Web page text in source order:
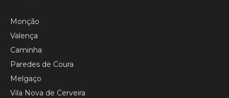
Monção
Valença
Caminha
Paredes de Coura
Melgaço
Vila Nova de Cerveira